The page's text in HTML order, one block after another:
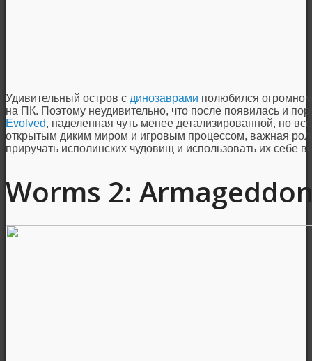
Удивительный остров с динозаврами полюбился
на ПК. Поэтому неудивительно, что после появилась и
Evolved, наделенная чуть менее детализированной, но
открытым диким миром и игровым процессом, важная
приручать исполинских чудовищ и использовать их себе
Worms 2: